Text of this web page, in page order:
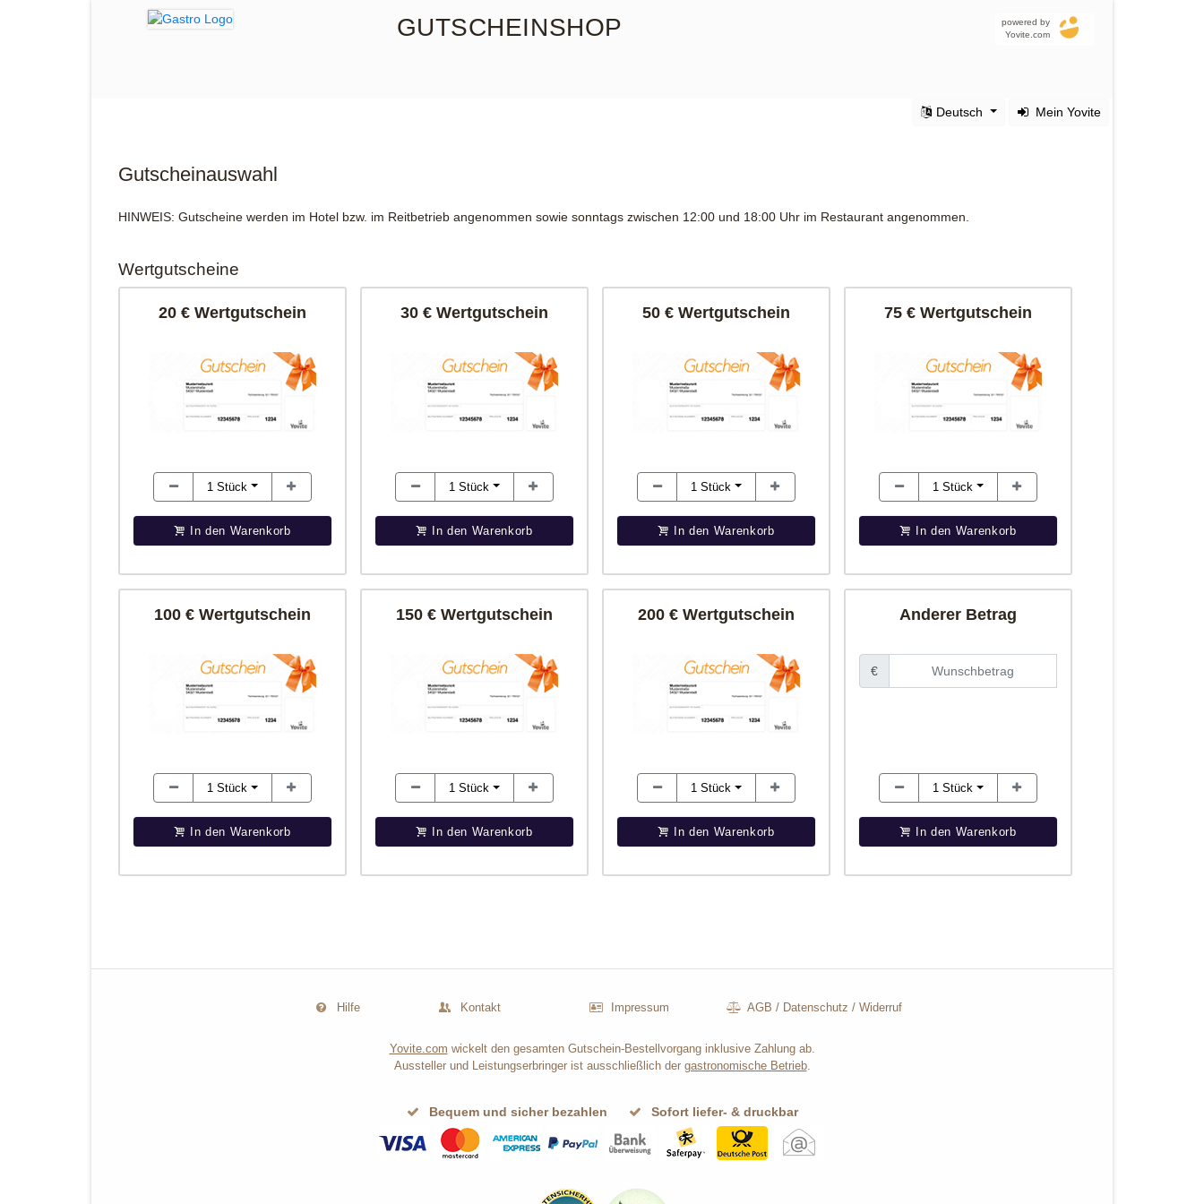
GUTSCHEINSHOP
powered by
Yovite.com
Mein Yovite
Deutsch
Gutscheinauswahl
HINWEIS: Gutscheine werden im Hotel bzw. im Reitbetrieb angenommen sowie sonntags zwischen 12:00 und 18:00 Uhr im Restaurant angenommen.
Wertgutscheine
20 € Wertgutschein
1Stück
In den Warenkorb
30 € Wertgutschein
1Stück
In den Warenkorb
50 € Wertgutschein
1Stück
In den Warenkorb
75 € Wertgutschein
1Stück
In den Warenkorb
100 € Wertgutschein
1Stück
In den Warenkorb
150 € Wertgutschein
1Stück
In den Warenkorb
200 € Wertgutschein
1Stück
In den Warenkorb
Anderer Betrag
€
1Stück
In den Warenkorb
Hilfe Kontakt Impressum AGB / Datenschutz /Widerruf
Yovite.com wickelt den gesamten Gutschein-Bestellvorgang inklusive Zahlung ab.
Aussteller und Leistungserbringer ist ausschließlich der gastronomische Betrieb.
Bequem und sicher bezahlen Sofort liefer- & druckbar